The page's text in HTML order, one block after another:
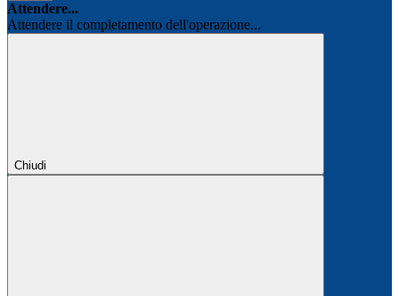
Attendere...
Attendere il completamento dell'operazione...
Chiudi